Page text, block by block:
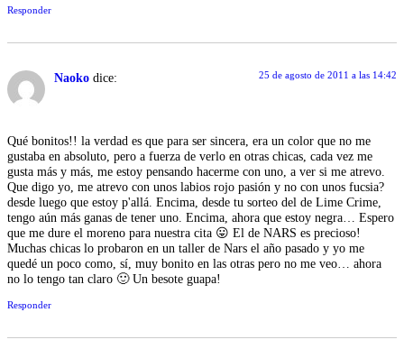
Responder
Naoko dice: 25 de agosto de 2011 a las 14:42
Qué bonitos!! la verdad es que para ser sincera, era un color que no me
gustaba en absoluto, pero a fuerza de verlo en otras chicas, cada vez me
gusta más y más, me estoy pensando hacerme con uno, a ver si me atrevo.
Que digo yo, me atrevo con unos labios rojo pasión y no con unos fucsia?
desde luego que estoy p'allá. Encima, desde tu sorteo del de Lime Crime,
tengo aún más ganas de tener uno. Encima, ahora que estoy negra… Espero
que me dure el moreno para nuestra cita 😛 El de NARS es precioso!
Muchas chicas lo probaron en un taller de Nars el año pasado y yo me
quedé un poco como, sí, muy bonito en las otras pero no me veo… ahora
no lo tengo tan claro 🙂 Un besote guapa!
Responder